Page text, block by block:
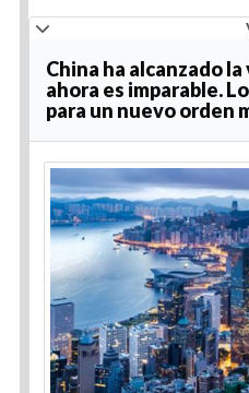
China ha alcanzado
ahora es imparable.
para un nuevo orden